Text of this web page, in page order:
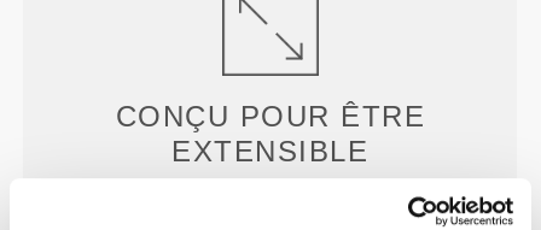
CONÇU POUR ÊTRE
EXTENSIBLE
Construction extensible dans les deux sens,
développée en laboratoire, conçue pour s'adapter